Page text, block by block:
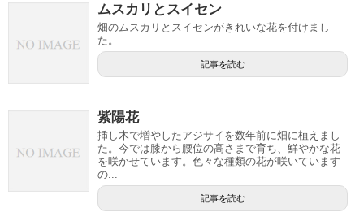
ムスカリとスイセン
畑のムスカリとスイセンがきれいな花を付けまし
た。
記事を読む
紫陽花
挿し木で増やしたアジサイを数年前に畑に植えまし
た。今では膝から腰位の高さまで育ち、鮮やかな花
を咲かせています。色々な種類の花が咲いています
の...
記事を読む